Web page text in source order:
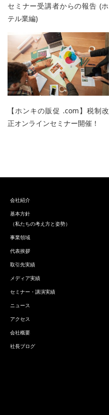
セミナー受講者からの報告 (ホ
テル業編)
【ホンキの販促 .com】税制改
正オンラインセミナー開催！
会社紹介
基本方針
（私たちの考え方と姿勢）
事業領域
代表挨拶
取引先実績
メディア実績
セミナー・講演実績
ニュース
アクセス
会社概要
社長ブログ